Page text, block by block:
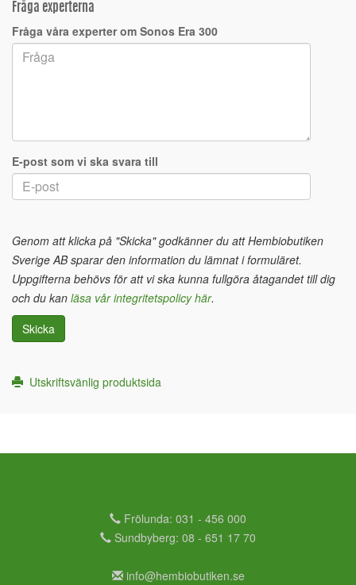
Fråga experterna
Fråga våra experter om Sonos Era 300
E-post som vi ska svara till
Genom att klicka på "Skicka" godkänner du att Hembiobutiken
Sverige AB sparar den information du lämnat i formuläret.
Uppgifterna behövs för att vi ska kunna fullgöra åtagandet till dig
och du kan läsa vår integritetspolicy här.
Skicka
Utskriftsvänlig produktsida
Frölunda: 031 - 456 000
Sundbyberg: 08 - 651 17 70
info@hembiobutiken.se